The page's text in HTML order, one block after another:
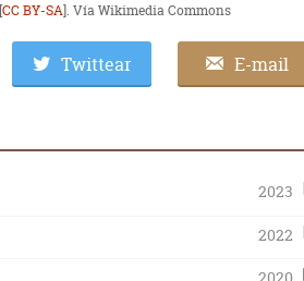
[CC BY-SA]. Vía Wikimedia Commons
Twittear E-mail
2023
2022